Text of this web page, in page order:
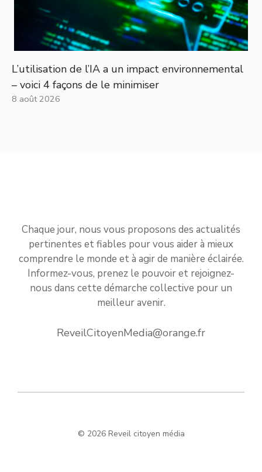
L’utilisation de l’IA a un impact environnemental
– voici 4 façons de le minimiser
8 août 2026
Chaque jour, nous vous proposons des actualités
pertinentes et fiables pour vous aider à mieux
comprendre le monde et à agir de manière éclairée.
Informez-vous, prenez le pouvoir et rejoignez-
nous dans cette démarche collective pour un
meilleur avenir.
ReveilCitoyenMedia@orange.fr
© 2026 Reveil citoyen média